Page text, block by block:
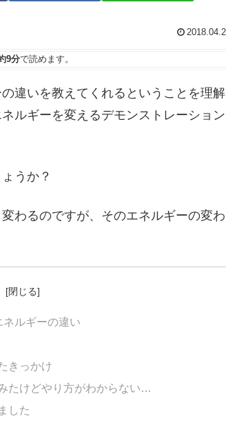
9分で読めます。
違いを教えてくれるということを理
ルギーを変えるデモンストレーショ
うか？
わるのですが、そのエネルギーの変
ルギーの違い
きっかけ
たけどやり方がわからない…
した